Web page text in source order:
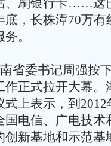
、刷银行卡……这
，长株潭70万有
。
委书记周强按
正式拉开大幕。
上表示，到
电信、广电技术
新基地和示范基